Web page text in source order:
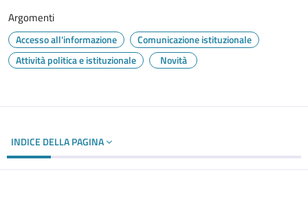
Argomenti
Accesso all'informazione
Comunicazione istituzionale
Attività politica e istituzionale
Novità
INDICE DELLA PAGINA